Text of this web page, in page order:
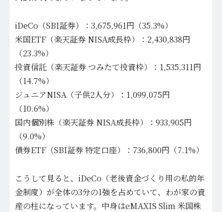
iDeCo（SBI証券）：3,675,961円（35.3%）
米国ETF（楽天証券 NISA成長枠）：2,430,838円
（23.3%）
投資信託（楽天証券 つみたて投資枠）：1,535,311円
（14.7%）
ジュニアNISA（子供2人分）：1,099,075円
（10.6%）
国内個別株（楽天証券 NISA成長枠）：933,905円
（9.0%）
債券ETF（SBI証券 特定口座）：736,800円（7.1%）
こうして見ると、iDeCo（老後資金づくり用の私的年
金制度）が全体の3分の1強を占めていて、わが家の資
産の柱になっています。中身はeMAXIS Slim 米国株